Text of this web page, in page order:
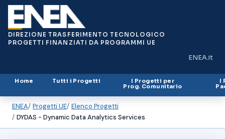
DIREZIONE TRASFERIMENTO TECNOLOGICO
PROGETTI FINANZIATI DA PROGRAMMI UE
ENEA.it
(si apre in
Home Tutti i Progetti I Progetti per
Prog. Comunitario
I
ENEA Progetti UE Elenco Progetti
DYDAS - Dynamic Data Analytics Services